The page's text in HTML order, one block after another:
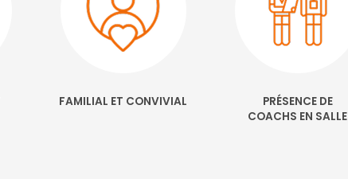
FAMILIAL ET CONVIVIAL
PRÉSENCE DE
COACHS EN SALLE